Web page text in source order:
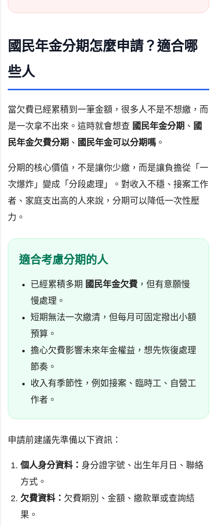
國民年金分期怎麼申請？適合哪
些人
當欠費已經累積到一筆金額，很多人不是不想繳，而
是一次拿不出來。這時就會想查 國民年金分期 、 國
民年金欠費分期 、 國民年金可以分期嗎 。
分期的核心價值，不是讓你少繳，而是讓負擔從「一
次爆炸」變成「分段處理」。對收入不穩、接案工作
者、家庭支出高的人來說，分期可以降低一次性壓
力。
適合考慮分期的人
已經累積多期 國民年金欠費 ，但有意願慢
慢處理。
短期無法一次繳清，但每月可固定撥出小額
預算。
擔心欠費影響未來年金權益，想先恢復處理
節奏。
收入有季節性，例如接案、臨時工、自營工
作者。
申請前建議先準備以下資訊：
個人身分資料： 身分證字號、出生年月日、聯絡
方式。
欠費資料： 欠費期別、金額、繳款單或查詢結
果。